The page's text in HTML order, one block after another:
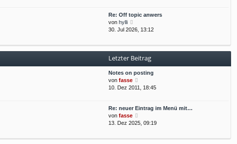
g
e
t
a
s
e
B
e
i
t
r
g
Re: Off topic anwers
von hylli
e
s
t
e
r
B
e
r
a
g
30. Jul 2026, 13:12
Letzter Beitrag
Notes on posting
von fasse
s
e
B
10. Dez 2011, 18:45
Re: neuer Eintrag im Menü mit…
von fasse
e
13. Dez 2025, 09:19